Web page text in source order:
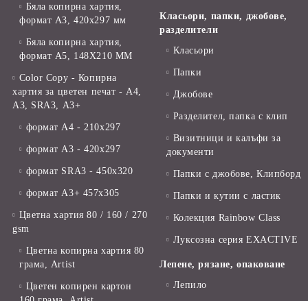
Бяла копирна хартия,
формат А3, 420x297 мм
Бяла копирна хартия,
формат А5, 148X210 ММ
Color Copy - Копирна
хартия за цветен печат - А4,
А3, SRA3, А3+
формат А4 - 210x297
формат А3 - 420x297
формат SRA3 - 450x320
формат А3+ 457x305
Цветна хартия 80 / 160 / 270
gsm
Цветна копирна хартия 80
грама, Artist
Цветен копирен картон
Класьори, папки, джобове,
разделители
Класьори
Папки
Джобове
Разделител, папка с клип
Визитници и калъфи за
документи
Папки с джобове, Клипборд
Папки и кутии с ластик
Колекция Rainbow Class
Луксозна серия EXACTIVE
Лепене, рязане, опаковане
Лепило